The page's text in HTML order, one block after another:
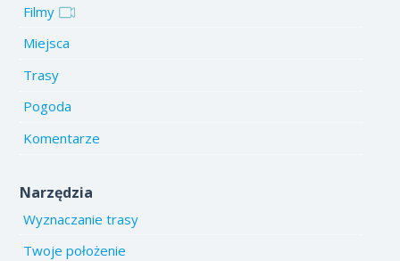
Filmy
Miejsca
Trasy
Pogoda
Komentarze
Narzędzia
Wyznaczanie trasy
Twoje położenie